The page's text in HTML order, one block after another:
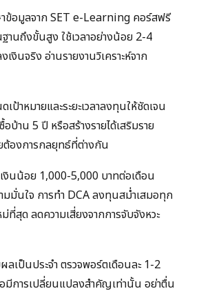
อมูลจาก SET e-Learning คอร์สฟรี
นถึงขั้นสูง ใช้เวลาอย่างน้อย 2-4
งินจริง อ่านรายงานวิเคราะห์จาก
ป้าหมายและระยะเวลาลงทุนให้ชัดเจน
บ้าน 5 ปี หรือสร้างรายได้เสริมราย
ต้องการกลยุทธ์ที่ต่างกัน
งินน้อย 1,000-5,000 บาทต่อเดือน
มั่นใจ การทำ DCA ลงทุนสม่ำเสมอทุก
ที่สุด ลดความเสี่ยงจากการจับจังหวะ
เป็นประจำ ตรวจพอร์ตเดือนละ 1-2
มีการเปลี่ยนแปลงสำคัญเท่านั้น อย่าตื่น